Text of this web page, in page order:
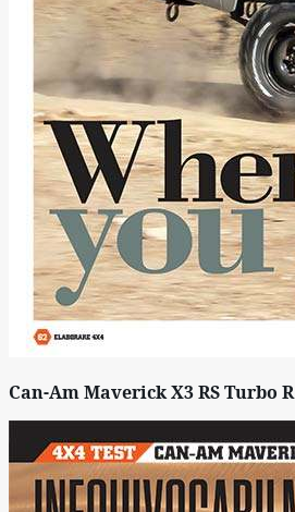
Can-Am Maverick X3 RS Turbo R